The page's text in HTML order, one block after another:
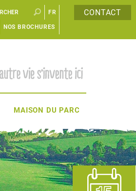
CONTACT
EN
FR
NOS BROCHURES
MAISON DU PARC